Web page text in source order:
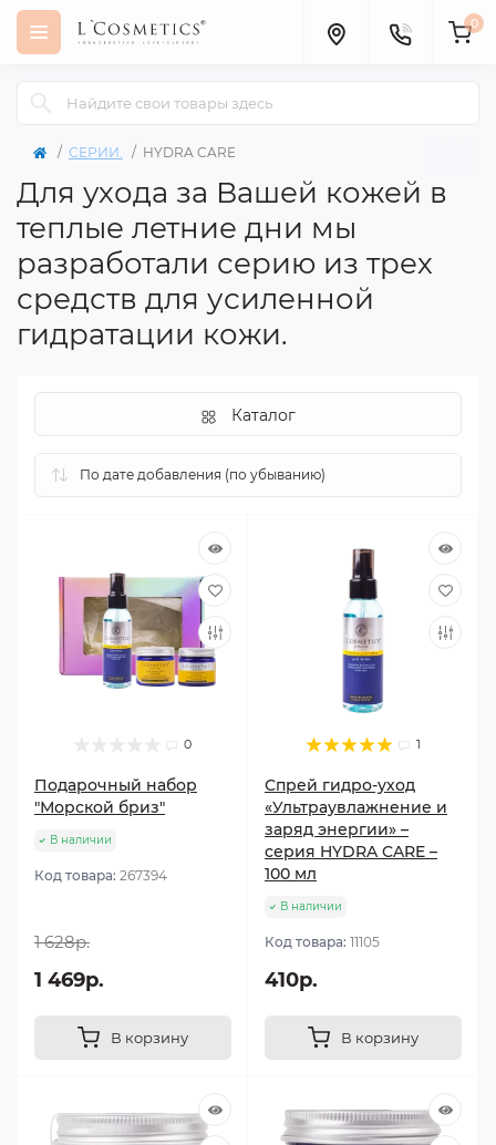
0
СЕРИИ. HYDRA CARE
Для ухода за Вашей кожей в
теплые летние дни мы
разработали серию из трех
средств для усиленной
гидратации кожи.
Каталог
0
Подарочный набор
"Морской бриз"
В наличии
Код товара: 267394
1 628р.
1 469р.
В корзину
1
Спрей гидро-уход
«Ультраувлажнение и
заряд энергии» –
серия HYDRA CARE –
100 мл
В наличии
Код товара: 11105
410р.
В корзину